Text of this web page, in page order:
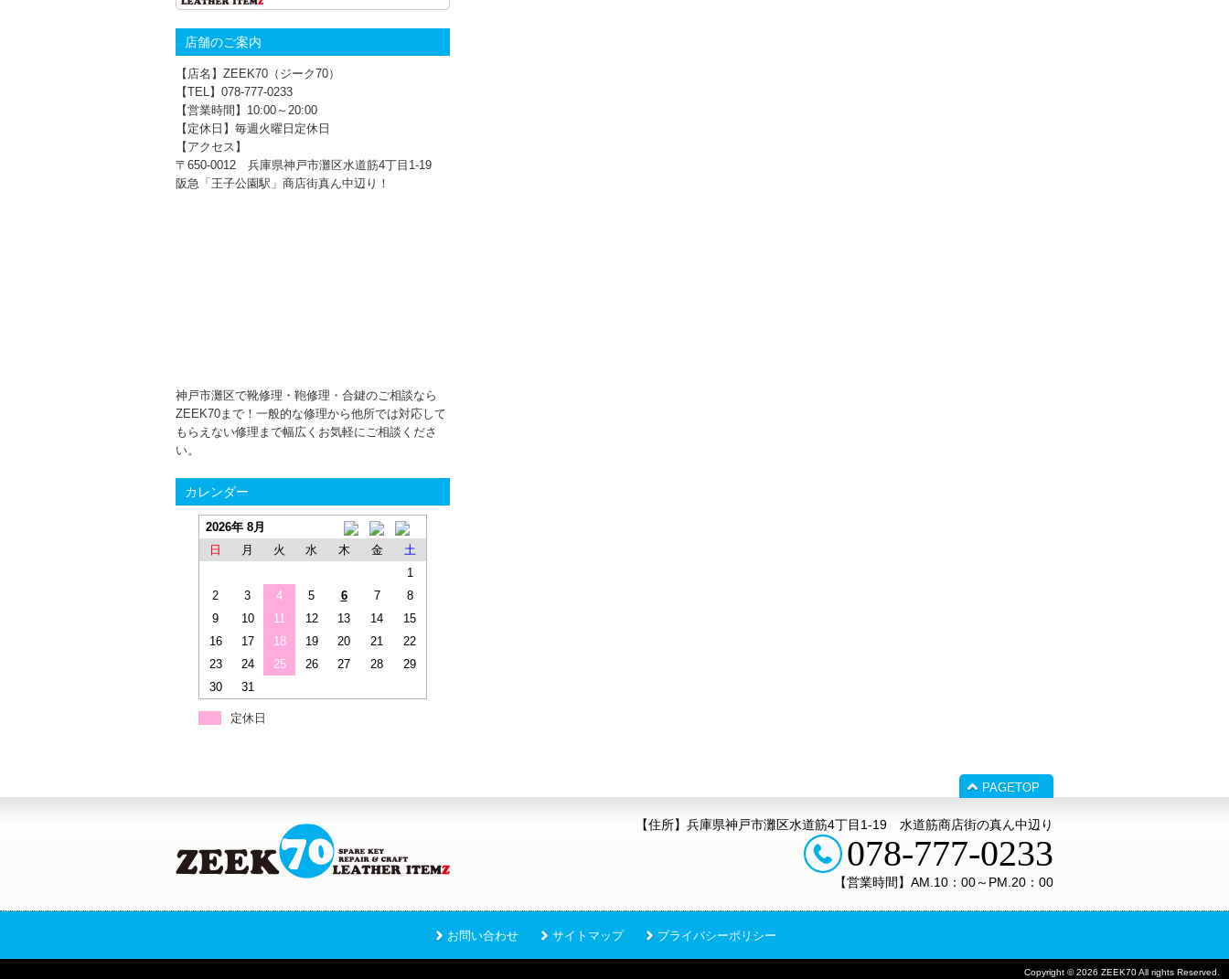
店舗のご案内
【店名】ZEEK70（ジーク70）
【TEL】078-777‐0233
【営業時間】10:00～20:00
【定休日】毎週火曜日定休日
【アクセス】
〒650-0012 兵庫県神戸市灘区水道筋4丁目1‐19
阪急「王子公園駅」商店街真ん中辺り！
神戸市灘区で靴修理・鞄修理・合鍵のご相談なら
ZEEK70まで！一般的な修理から他所では対応して
もらえない修理まで幅広くお気軽にご相談くださ
い。
カレンダー
2026年 8月
日
月 火 水 木 金
土
1
2
3 4 5 6 7
8
9
10 11 12 13 14
15
16
17 18 19 20 21
22
23
24 25 26 27 28
29
30
31
定休日
PAGETOP
【住所】兵庫県神戸市灘区水道筋4丁目1‐19 水道筋商店街の真ん中辺り
078-777-0233
【営業時間】AM.10：00～PM.20：00
お問い合わせ サイトマップ プライバシーポリシー
Copyright © 2026 ZEEK70 All rights Reserved.